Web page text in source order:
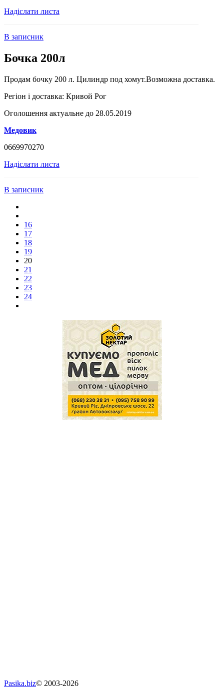
Надіслати листа
В записник
Бочка 200л
Продам бочку 200 л. Цилиндр под хомут.Возможна доставка.
Регіон і доставка: Кривой Рог
Оголошення актуальне до 28.05.2019
Медовик
0669970270
Надіслати листа
В записник
16
17
18
19
20
21
22
23
24
Pasika.biz© 2003-2026